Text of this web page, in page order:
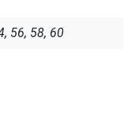
56, 58, 60